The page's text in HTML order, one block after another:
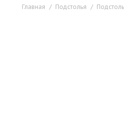
Главная / Подстолья /